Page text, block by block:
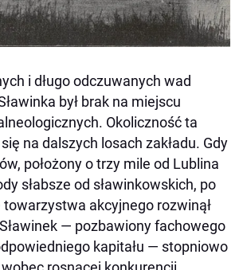
i długo odczuwanych wad
był brak na miejscu
Okoliczność ta
na dalszych losach zakładu. Gdy
położony o trzy mile od Lublina
słabsze od sławinkowskich, po
akcyjnego rozwinął
— pozbawiony fachowego
kapitału — stopniowo